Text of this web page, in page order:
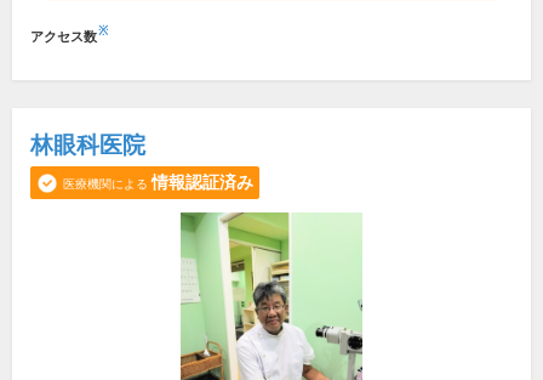
アクセス数※
林眼科医院
医療機関による 情報認証済み